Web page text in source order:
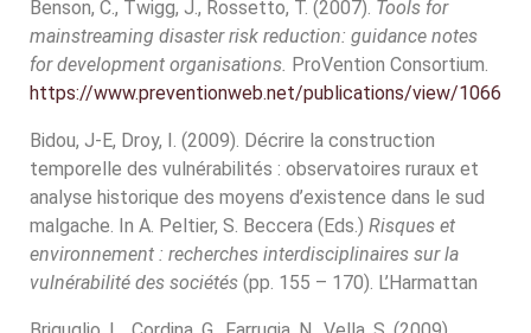
Benson, C., Twigg, J., Rossetto, T. (2007). Tools for
mainstreaming disaster risk reduction: guidance notes
for development organisations. ProVention Consortium.
https://www.preventionweb.net/publications/view/1066
Bidou, J-E, Droy, I. (2009). Décrire la construction
temporelle des vulnérabilités : observatoires ruraux et
analyse historique des moyens d’existence dans le sud
malgache. In A. Peltier, S. Beccera (Eds.) Risques et
environnement : recherches interdisciplinaires sur la
vulnérabilité des sociétés (pp. 155 – 170). L’Harmattan